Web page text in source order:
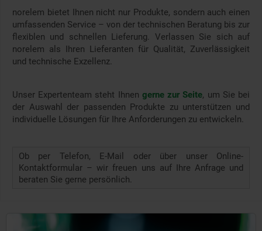
norelem bietet Ihnen nicht nur Produkte, sondern auch einen
umfassenden Service – von der technischen Beratung bis zur
flexiblen und schnellen Lieferung. Verlassen Sie sich auf
norelem als Ihren Lieferanten für Qualität, Zuverlässigkeit
und technische Exzellenz.
Unser Expertenteam steht Ihnen gerne zur Seite, um Sie bei
der Auswahl der passenden Produkte zu unterstützen und
individuelle Lösungen für Ihre Anforderungen zu entwickeln.
Ob per Telefon, E-Mail oder über unser Online-
Kontaktformular – wir freuen uns auf Ihre Anfrage und
beraten Sie gerne persönlich.